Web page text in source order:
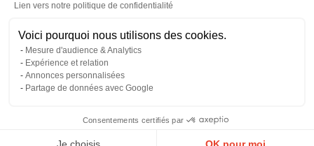
Lien vers notre politique de confidentialité
Voici pourquoi nous utilisons des cookies.
Mesure d'audience & Analytics
Expérience et relation
Annonces personnalisées
Partage de données avec Google
Consentements certifiés par
0
© Pier Import2026